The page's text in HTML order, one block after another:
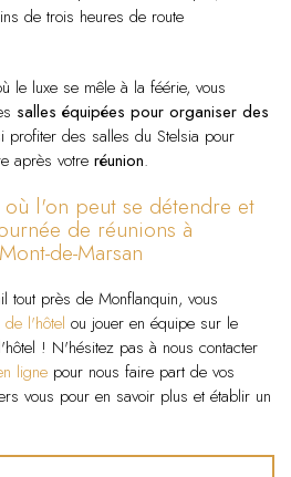
de trois heures de route
le luxe se mêle à la féérie, vous
salles équipées pour organiser des
profiter des salles du Stelsia pour
après votre réunion.
l'on peut se détendre et
de réunions à
de-Marsan
tout près de Monflanquin, vous
l'hôtel ou jouer en équipe sur le
! N'hésitez pas à nous contacter
ligne pour nous faire part de vos
vous pour en savoir plus et établir un